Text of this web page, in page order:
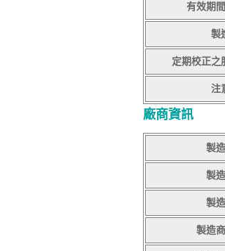
有效期
製
定期校正之
注
廠商資訊
製
製
製
製造